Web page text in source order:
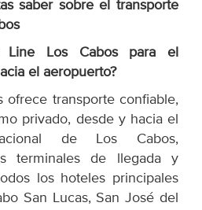
saber sobre el transporte
Line Los Cabos para el
el aeropuerto?
ofrece transporte confiable,
privado, desde y hacia el
de Los Cabos,
terminales de llegada y
los hoteles principales
San Lucas, San José del